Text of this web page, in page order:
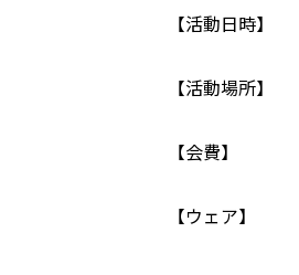
【活動日時】
【活動場所】
【会費】
【ウェア】